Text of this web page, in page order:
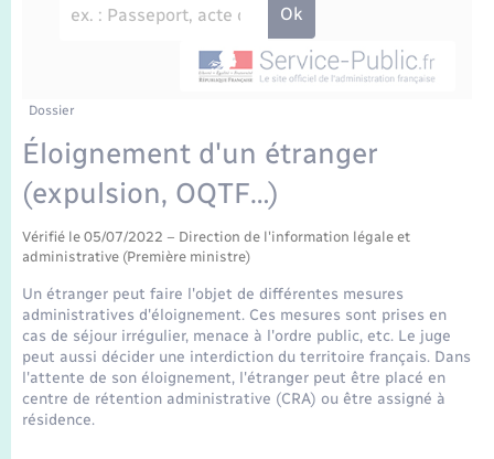
Etat-civil - Papiers - Citoyenneté
Parrainage civil
Recensement
Concessions funéraires
Nouvel habitant
Numérique
Organisation d’événement
Sécurité - Prévention
Transports scolaires
Travaux - Autorisation d’occupation de l’espace
Plan interactif
La Communauté de communes
Dossier
Éloignement d'un étranger
(expulsion, OQTF…)
Vérifié le 05/07/2022 – Direction de l'information légale et
administrative (Première ministre)
Un étranger peut faire l'objet de différentes mesures
administratives d'éloignement. Ces mesures sont prises en
cas de séjour irrégulier, menace à l'ordre public, etc. Le juge
peut aussi décider une interdiction du territoire français. Dans
l'attente de son éloignement, l'étranger peut être placé en
centre de rétention administrative (CRA) ou être assigné à
résidence.